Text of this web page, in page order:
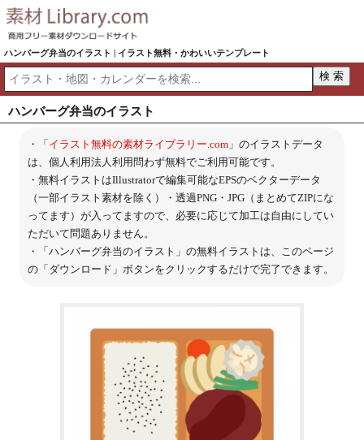
ハンバーグ弁当のイラスト | イラスト無料・かわいいテンプレート
ハンバーグ弁当のイラスト
・「イラスト無料の素材ライブラリー.com」のイラストデータ
は、個人利用法人利用問わず無料でご利用可能です。
・無料イラストはIllustratorで編集可能なEPSのベクターデータ
（一部イラスト素材を除く）・透過PNG・JPG（まとめてZIPにな
ってます）が入ってますので、必要に応じて加工は自由にしてい
ただいて問題ありません。
・「ハンバーグ弁当のイラスト」の無料イラストは、このページ
の「ダウンロード」ボタンをクリックするだけで完了できます。